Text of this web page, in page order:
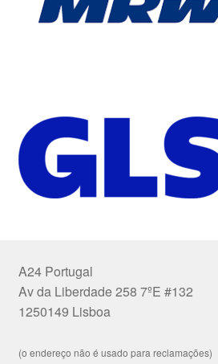
A24 Portugal
Av da Liberdade 258 7ºE #132
1250149 Lisboa
(o endereço não é usado para reclamações)